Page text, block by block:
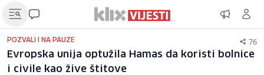
POZVALI I NA PAUZE 76
Evropska unija optužila Hamas da koristi bolnice
i civile kao žive štitove